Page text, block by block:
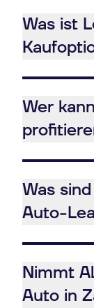
Was ist
Wer
Was
Auto-
Nimmt
Auto in